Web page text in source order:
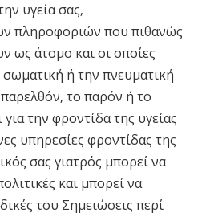
υγεία σας,
πληροφοριών που πιθανώς
ως άτομο και οι οποίες
σωματική ή την πνευματική
το παρόν ή το
την φροντίδα της υγείας
υπηρεσίες φροντίδας της
σας γιατρός μπορεί να
και μπορεί να
του Σημειώσεις περί